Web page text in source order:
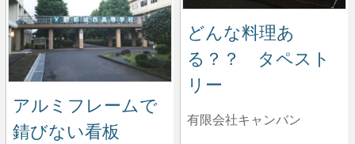
どんな料理あ
る？？ タペスト
リー
有限会社キャンバン
アルミフレームで
錆びない看板